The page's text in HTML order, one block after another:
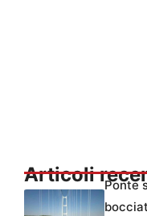
Articoli
Ponte